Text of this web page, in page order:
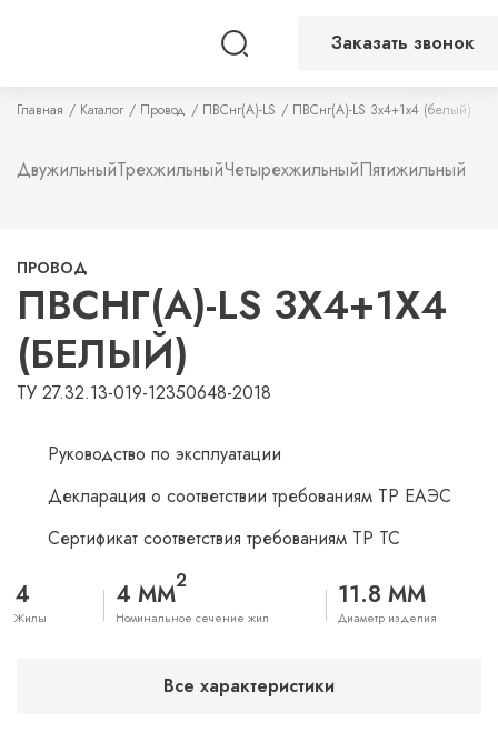
Заказать звонок
Главная Каталог Провод ПВСнг(А)-LS ПВСнг(А)-LS 3х4+1х4 (белый)
ДвужильныйТрехжильныйЧетырехжильныйПятижильный
ПРОВОД
ПВСНГ(А)-LS 3Х4+1Х4
(БЕЛЫЙ)
ТУ 27.32.13-019-12350648-2018
Руководство по эксплуатации
Декларация о соответствии требованиям ТР ЕАЭС
Сертификат соответствия требованиям ТР ТС
4
Жилы
4 ММ2
Номинальное сечение жил
11.8 ММ
Диаметр изделия
Все характеристики